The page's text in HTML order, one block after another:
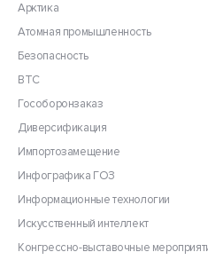
Арктика
Атомная промышленность
Безопасность
ВТС
Гособоронзаказ
Диверсификация
Импортозамещение
Инфографика ГОЗ
Информационные технологии
Искусственный интеллект
Конгрессно-выставочные